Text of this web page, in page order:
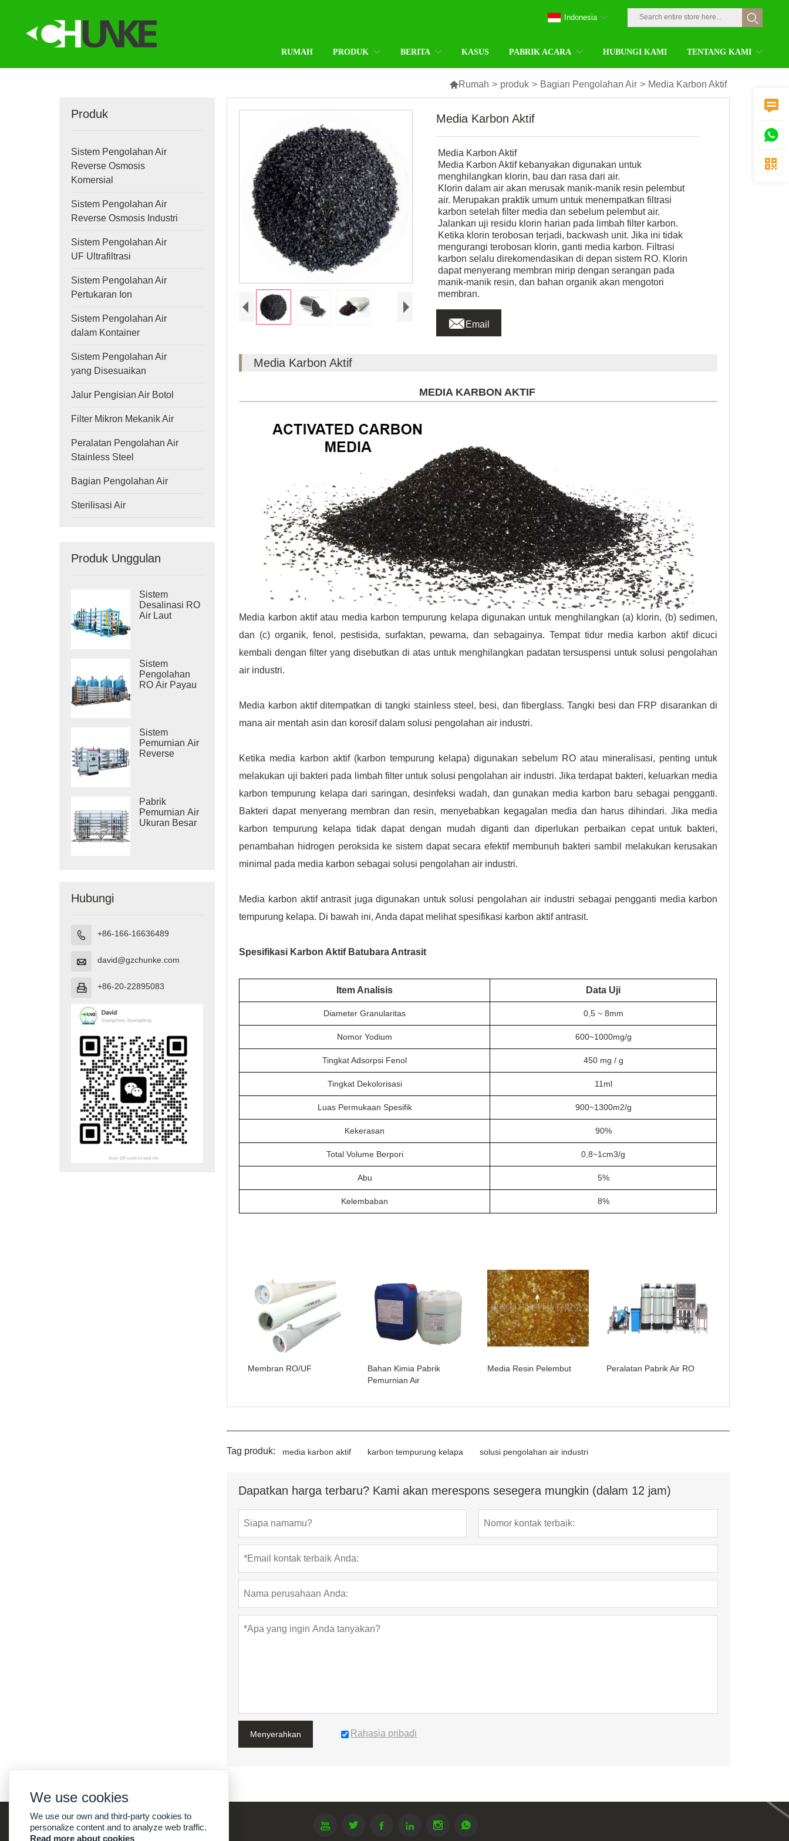
RUMAH PRODUK BERITA KASUS PABRIK ACARA HUBUNGI KAMI TENTANG KAMI
Indonesia
Rumah > produk > Bagian Pengolahan Air > Media Karbon Aktif
Produk
Sistem Pengolahan Air
Reverse Osmosis
Komersial
Sistem Pengolahan Air
Reverse Osmosis Industri
Sistem Pengolahan Air
UF Ultrafiltrasi
Sistem Pengolahan Air
Pertukaran Ion
Sistem Pengolahan Air
dalam Kontainer
Sistem Pengolahan Air
yang Disesuaikan
Jalur Pengisian Air Botol
Filter Mikron Mekanik Air
Peralatan Pengolahan Air
Stainless Steel
Bagian Pengolahan Air
Sterilisasi Air
Produk Unggulan
Sistem
Desalinasi RO
Air Laut
Sistem
Pengolahan
RO Air Payau
Sistem
Pemurnian Air
Reverse
Pabrik
Pemurnian Air
Ukuran Besar
Hubungi
 +86-166-16636489
 david@gzchunke.com
 +86-20-22895083
Media Karbon Aktif
Media Karbon Aktif
Media Karbon Aktif kebanyakan digunakan untuk
menghilangkan klorin, bau dan rasa dari air.
Klorin dalam air akan merusak manik-manik resin pelembut
air. Merupakan praktik umum untuk menempatkan filtrasi
karbon setelah filter media dan sebelum pelembut air.
Jalankan uji residu klorin harian pada limbah filter karbon.
Ketika klorin terobosan terjadi, backwash unit. Jika ini tidak
mengurangi terobosan klorin, ganti media karbon. Filtrasi
karbon selalu direkomendasikan di depan sistem RO. Klorin
dapat menyerang membran mirip dengan serangan pada
manik-manik resin, dan bahan organik akan mengotori
membran.
 Email
Media Karbon Aktif
MEDIA KARBON AKTIF
Media karbon aktif atau media karbon tempurung kelapa digunakan untuk menghilangkan (a) klorin, (b) sedimen,
dan (c) organik, fenol, pestisida, surfaktan, pewarna, dan sebagainya. Tempat tidur media karbon aktif dicuci
kembali dengan filter yang disebutkan di atas untuk menghilangkan padatan tersuspensi untuk solusi pengolahan
air industri.
Media karbon aktif ditempatkan di tangki stainless steel, besi, dan fiberglass. Tangki besi dan FRP disarankan di
mana air mentah asin dan korosif dalam solusi pengolahan air industri.
Ketika media karbon aktif (karbon tempurung kelapa) digunakan sebelum RO atau mineralisasi, penting untuk
melakukan uji bakteri pada limbah filter untuk solusi pengolahan air industri. Jika terdapat bakteri, keluarkan media
karbon tempurung kelapa dari saringan, desinfeksi wadah, dan gunakan media karbon baru sebagai pengganti.
Bakteri dapat menyerang membran dan resin, menyebabkan kegagalan media dan harus dihindari. Jika media
karbon tempurung kelapa tidak dapat dengan mudah diganti dan diperlukan perbaikan cepat untuk bakteri,
penambahan hidrogen peroksida ke sistem dapat secara efektif membunuh bakteri sambil melakukan kerusakan
minimal pada media karbon sebagai solusi pengolahan air industri.
Media karbon aktif antrasit juga digunakan untuk solusi pengolahan air industri sebagai pengganti media karbon
tempurung kelapa. Di bawah ini, Anda dapat melihat spesifikasi karbon aktif antrasit.
Spesifikasi Karbon Aktif Batubara Antrasit
Item Analisis Data Uji
Diameter Granularitas 0,5 ~ 8mm
Nomor Yodium 600~1000mg/g
Tingkat Adsorpsi Fenol 450 mg / g
Tingkat Dekolorisasi 11ml
Luas Permukaan Spesifik 900~1300m2/g
Kekerasan 90%
Total Volume Berpori 0,8~1cm3/g
Abu 5%
Kelembaban 8%
Membran RO/UF
Bahan Kimia Pabrik
Pemurnian Air
Media Resin Pelembut Peralatan Pabrik Air RO
Tag produk: media karbon aktif karbon tempurung kelapa solusi pengolahan air industri
Dapatkan harga terbaru? Kami akan merespons sesegera mungkin (dalam 12 jam)
Menyerahkan Rahasia pribadi
     



We use cookies
We use our own and third-party cookies to
personalize content and to analyze web traffic.
Read more about cookies